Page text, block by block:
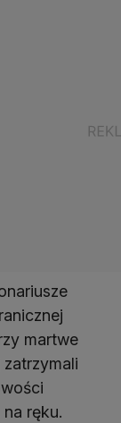
martwe
ręku.